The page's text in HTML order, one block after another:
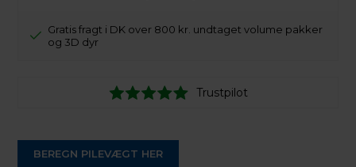
Gratis fragt i DK over 800 kr. undtaget volume pakker
og 3D dyr
Trustpilot
BEREGN PILEVÆGT HER